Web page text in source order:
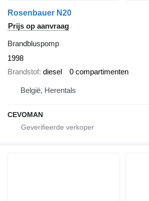
Rosenbauer N20
Prijs op aanvraag
Brandbluspomp
1998
Brandstof diesel 0 compartimenten
België, Herentals
CEVOMAN